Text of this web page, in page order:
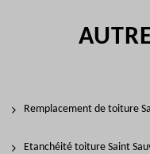
Remplacement de toiture
Etanchéité toiture Saint